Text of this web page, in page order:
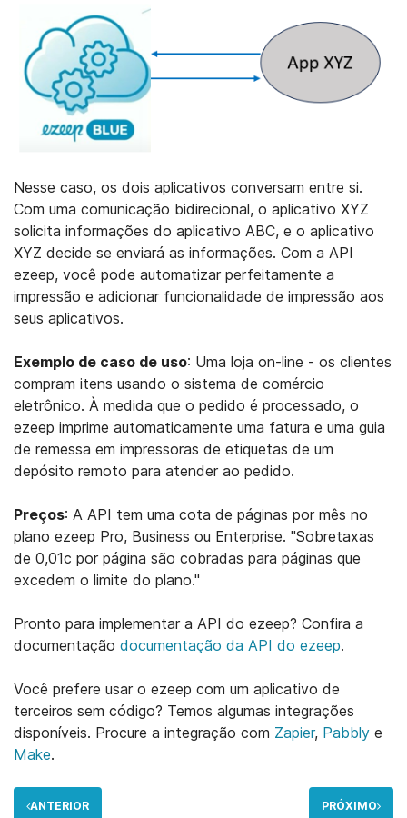
Nesse caso, os dois aplicativos conversam entre si.
Com uma comunicação bidirecional, o aplicativo XYZ
solicita informações do aplicativo ABC, e o aplicativo
XYZ decide se enviará as informações. Com a API
ezeep, você pode automatizar perfeitamente a
impressão e adicionar funcionalidade de impressão aos
seus aplicativos.
Exemplo de caso de uso: Uma loja on-line - os clientes
compram itens usando o sistema de comércio
eletrônico. À medida que o pedido é processado, o
ezeep imprime automaticamente uma fatura e uma guia
de remessa em impressoras de etiquetas de um
depósito remoto para atender ao pedido.
Preços: A API tem uma cota de páginas por mês no
plano ezeep Pro, Business ou Enterprise. "Sobretaxas
de 0,01c por página são cobradas para páginas que
excedem o limite do plano."
Pronto para implementar a API do ezeep? Confira a
documentação documentação da API do ezeep.
Você prefere usar o ezeep com um aplicativo de
terceiros sem código? Temos algumas integrações
disponíveis. Procure a integração com Zapier, Pabbly e
Make.
ANTERIOR PRÓXIMO